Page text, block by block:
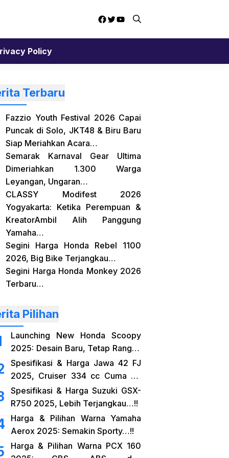
Facebook
Twitter
YouTube
Policy
Terbaru
Fazzio Youth Festival 2026 Capai
Puncak di Solo, JKT48 & Biru Baru
Siap Meriahkan Acara…
Semarak Karnaval Gear Ultima
Dimeriahkan 1.300 Warga
Leyangan, Ungaran…
CLASSY Modifest 2026
Yogyakarta: Ketika Perempuan &
KreatorAmbil Alih Panggung
Yamaha…
Segini Harga Honda Rebel 1100
2026, Big Bike Terjangkau…
Segini Harga Honda Monkey 2026
Terbaru…
Pilihan
Launching New Honda Scoopy
2025: Desain Baru, Tetap Rangka
eSAF…!!
Spesifikasi & Harga Jawa 42 FJ
2025, Cruiser 334 cc Cuma 38
Jutaan…!!
Spesifikasi & Harga Suzuki GSX-
R750 2025, Lebih Terjangkau…!!
Harga & Pilihan Warna Yamaha
Aerox 2025: Semakin Sporty…!!
Harga & Pilihan Warna PCX 160